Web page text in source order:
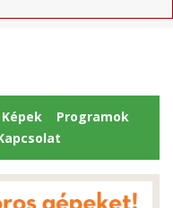
Képek
Programok